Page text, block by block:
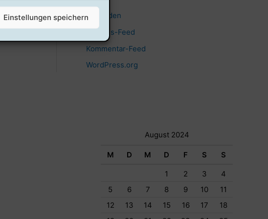
Einstellungen speichernAnmelden
Eintrags-Feed
Kommentar-Feed
WordPress.org
August 2024
M D M D F S S
1 2 3
4
5
6 7 8 9 10
11
12
13 14 15 16 17
18